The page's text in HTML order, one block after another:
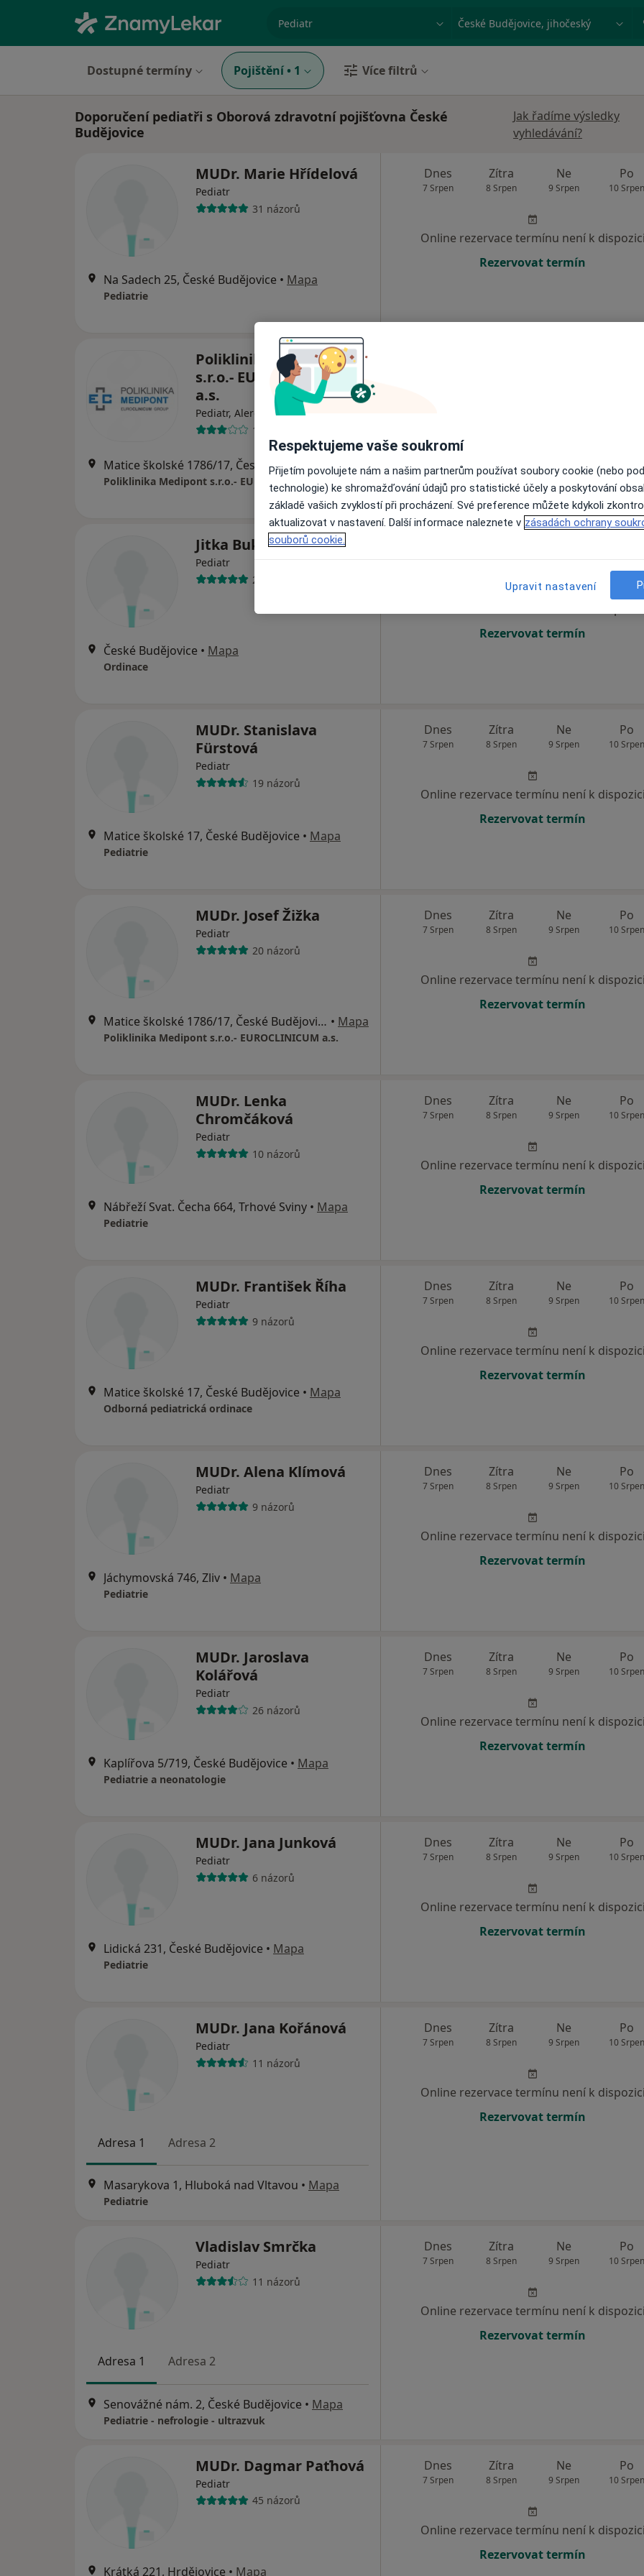
specializace, nemoc nebo příjmeníMěsto nebo region
Dostupné termíny Pojištění • 1 Více filtrů
Doporučení pediatři s Oborová zdravotní pojišťovna České
Budějovice
Jak řadíme výsledky
vyhledávání?
MUDr. Marie Hřídelová
Pediatr
31 názorů
Na Sadech 25, České Budějovice • Mapa
Pediatrie
Dnes
7 Srpen
Zítra
8 Srpen
Ne
9 Srpen
Po
10 Srpen
Online rezervace termínu není k dispozici
Rezervovat termín
Poliklinika Medipont
s.r.o.- EUROCLINICUM
a.s.
Pediatr, Alergolog, Chirurg
144 názorů
Matice školské 1786/17, České Budějovice •Mapa
Poliklinika Medipont s.r.o.- EUROCLINICUM a.s.
Jitka Bukovinská
Pediatr
25 názorů
České Budějovice • Mapa
Ordinace
Rezervovat termín
MUDr. Stanislava
Fürstová
Pediatr
19 názorů
Matice školské 17, České Budějovice • Mapa
Pediatrie
Dnes
7 Srpen
Zítra
8 Srpen
Ne
9 Srpen
Po
10 Srpen
Online rezervace termínu není k dispozici
Rezervovat termín
MUDr. Josef Žižka
Pediatr
20 názorů
Matice školské 1786/17, České Budějovice • Mapa
Poliklinika Medipont s.r.o.- EUROCLINICUM a.s.
Dnes
7 Srpen
Zítra
8 Srpen
Ne
9 Srpen
Po
10 Srpen
Online rezervace termínu není k dispozici
Rezervovat termín
MUDr. Lenka
Chromčáková
Pediatr
10 názorů
Nábřeží Svat. Čecha 664, Trhové Sviny • Mapa
Pediatrie
Dnes
7 Srpen
Zítra
8 Srpen
Ne
9 Srpen
Po
10 Srpen
Online rezervace termínu není k dispozici
Rezervovat termín
MUDr. František Říha
Pediatr
9 názorů
Matice školské 17, České Budějovice • Mapa
Odborná pediatrická ordinace
Dnes
7 Srpen
Zítra
8 Srpen
Ne
9 Srpen
Po
10 Srpen
Online rezervace termínu není k dispozici
Rezervovat termín
MUDr. Alena Klímová
Pediatr
9 názorů
Jáchymovská 746, Zliv • Mapa
Pediatrie
Dnes
7 Srpen
Zítra
8 Srpen
Ne
9 Srpen
Po
10 Srpen
Online rezervace termínu není k dispozici
Rezervovat termín
MUDr. Jaroslava
Kolářová
Pediatr
26 názorů
Kaplířova 5/719, České Budějovice • Mapa
Pediatrie a neonatologie
Dnes
7 Srpen
Zítra
8 Srpen
Ne
9 Srpen
Po
10 Srpen
Online rezervace termínu není k dispozici
Rezervovat termín
MUDr. Jana Junková
Pediatr
6 názorů
Lidická 231, České Budějovice • Mapa
Pediatrie
Dnes
7 Srpen
Zítra
8 Srpen
Ne
9 Srpen
Po
10 Srpen
Online rezervace termínu není k dispozici
Rezervovat termín
MUDr. Jana Kořánová
Pediatr
11 názorů
Adresa 1 Adresa 2
Masarykova 1, Hluboká nad Vltavou • Mapa
Pediatrie
Dnes
7 Srpen
Zítra
8 Srpen
Ne
9 Srpen
Po
10 Srpen
Online rezervace termínu není k dispozici
Rezervovat termín
Vladislav Smrčka
Pediatr
11 názorů
Adresa 1 Adresa 2
Senovážné nám. 2, České Budějovice • Mapa
Pediatrie - nefrologie - ultrazvuk
Dnes
7 Srpen
Zítra
8 Srpen
Ne
9 Srpen
Po
10 Srpen
Online rezervace termínu není k dispozici
Rezervovat termín
MUDr. Dagmar Paťhová
Pediatr
45 názorů
Krátká 221, Hrdějovice • Mapa
Dnes
7 Srpen
Zítra
8 Srpen
Ne
9 Srpen
Po
10 Srpen
Online rezervace termínu není k dispozici
Rezervovat termín
Respektujeme vaše soukromí
Přijetím povolujete nám a našim partnerům používat soubory cookie (nebo
technologie) ke shromažďování údajů pro statistické účely a poskytování
základě vašich zvyklostí při procházení. Své preference můžete kdykoli
aktualizovat v nastavení. Další informace naleznete v zásadách ochrany
souborů cookie.
Upravit nastavení